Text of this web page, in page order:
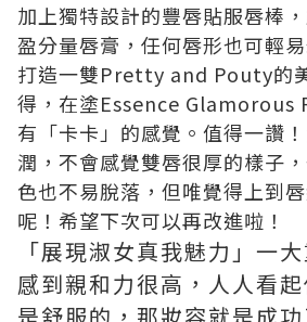
加上獨特設計的豐唇貼服唇棒
盈分量唇膏，任何唇形也可輕
打造一雙Pretty and Pouty的
得，在塗Essence Glamorous
有「卡卡」的感覺。值得一讚
潤，不會感覺雙唇很厚的樣子
色也不易脫落，但唯覺得上到
呢！希望下次可以再改進啦！
「展現淑女真我魅力」一
感到親和力很高，人人看